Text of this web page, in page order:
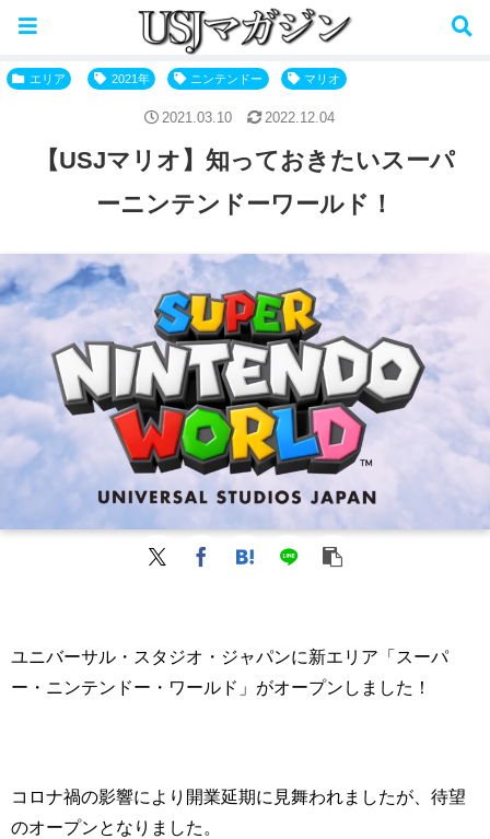
パークで使用できる決済はこちら→
エリア 2021年 ニンテンドー マリオ
【USJマリオ】知っておきたいスーパ
ーニンテンドーワールド！
2021.03.10 2022.12.04
ユニバーサル・スタジオ・ジャパンに新エリア「スーパ
ー・ニンテンドー・ワールド」がオープンしました！
コロナ禍の影響により開業延期に見舞われましたが、待望
のオープンとなりました。